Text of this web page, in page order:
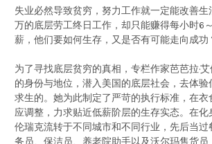
失业必然导致贫穷，努力工作就一定能改善
万的底层劳工终日工作，却只能赚得每小时6
薪，他们要如何生存，又是否有可能走向成功
为了寻找底层贫穷的真相，专栏作家芭芭拉·
的身份与地位，潜入美国的底层社会，去体
求生的。她为此制定了严苛的执行标准，在衣
应调整，力求贴近低薪阶层的生存实态。在
伦瑞克流转于不同城市和不同行业，先后当过
务员、保洁员、养老院助手以及沃尔玛售货